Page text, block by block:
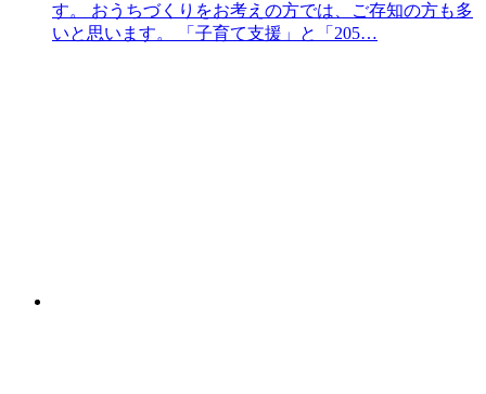
す。 おうちづくりをお考えの方では、ご存知の方も多
いと思います。 「子育て支援」と「205…